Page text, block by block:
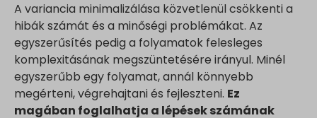
A variancia minimalizálása közvetlenül csökkenti a
hibák számát és a minőségi problémákat. Az
egyszerűsítés pedig a folyamatok felesleges
komplexitásának megszüntetésére irányul. Minél
egyszerűbb egy folyamat, annál könnyebb
megérteni, végrehajtani és fejleszteni. Ez
magában foglalhatja a lépések számának